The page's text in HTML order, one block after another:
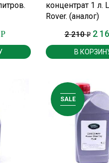
Р
концентрат 1 л.
Rover. (аналог)
2 210Р 2
В
SALE